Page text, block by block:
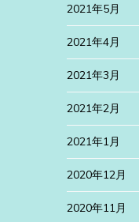
2021年5月
2021年4月
2021年3月
2021年2月
2021年1月
2020年12月
2020年11月